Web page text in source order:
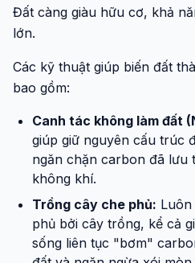
Đất càng giàu hữu cơ, khả
lớn.
Các kỹ thuật giúp biến đất
bao gồm:
Canh tác không làm đất
giúp giữ nguyên cấu trúc
ngăn chặn carbon đã lưu
không khí.
Trồng cây che phủ:
phủ bởi cây trồng, kể cả
sống liên tục "bơm"